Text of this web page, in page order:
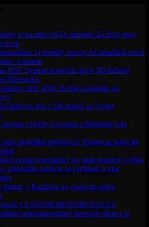
je na trhu veľký záujem! Za štyri roky
aj prudký rozvoj AI prinášajú novú
s autami
HSF System postavila prvú 3D tlačenú
Slovensku
v lete 2026: Koľko zaplatíte za
čínskych áut v SR stúpol za 3 roky
presun výroby Cayenne z Bratislavy do
auta okamžite prehrieva? Pritom sa tomu dá
cestnej premávky by mali priniesť vyššiu
prísnejšie sankcie za rýchlosť a viac
dostať v Rakúsku za vjazd do miest
CUSTOM MOTORCYCLES
nekompromisné freestyle shows aj